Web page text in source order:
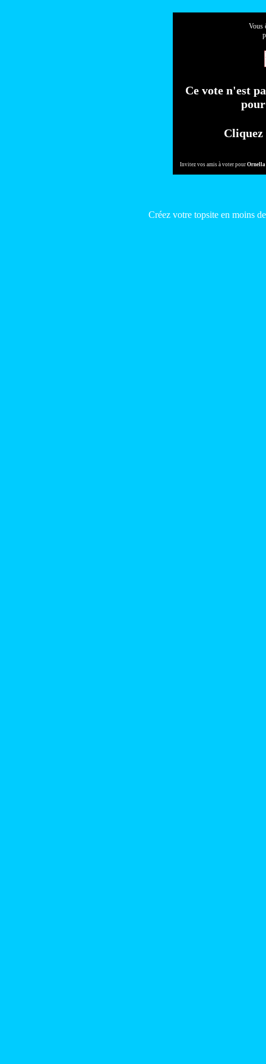
Vous
Ce vote n'est
Invitez vos amis à voter pour Ornella
Créez votre topsite en moins